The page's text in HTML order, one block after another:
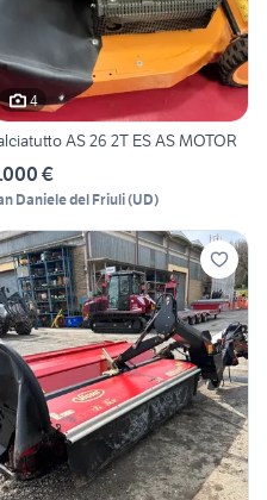
4
AS 26 2T ES AS MOTOR
€
Daniele del Friuli(UD)